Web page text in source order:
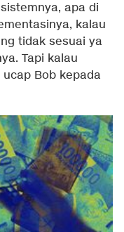
apa di
kalau
tidak sesuai ya
Tapi kalau
Bob kepada